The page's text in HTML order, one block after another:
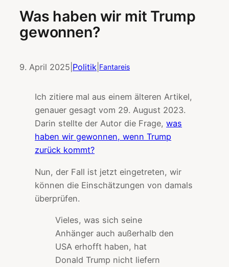
Was haben wir mit Trump
gewonnen?
9. April 2025 Politik Fantareis
Ich zitiere mal aus einem älteren Artikel,
genauer gesagt vom 29. August 2023.
Darin stellte der Autor die Frage, was
haben wir gewonnen, wenn Trump
zurück kommt?
Nun, der Fall ist jetzt eingetreten, wir
können die Einschätzungen von damals
überprüfen.
Vieles, was sich seine
Anhänger auch außerhalb den
USA erhofft haben, hat
Donald Trump nicht liefern